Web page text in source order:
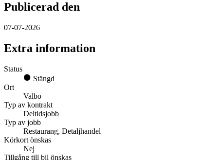
Publicerad den
07-07-2026
Extra information
Status
Stängd
Ort
Valbo
Typ av kontrakt
Deltidsjobb
Typ av jobb
Restaurang, Detaljhandel
Körkort önskas
Nej
Tillgång till bil önskas